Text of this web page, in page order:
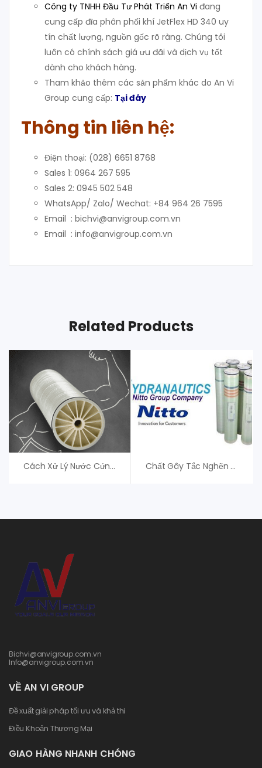
Công ty TNHH Đầu Tư Phát Triển An Vi đang
cung cấp đĩa phân phối khí JetFlex HD 340 uy
tín chất lượng, nguồn gốc rõ ràng. Chúng tôi
luôn có chính sách giá ưu đãi và dịch vụ tốt
dành cho khách hàng.
Tham khảo thêm các sản phẩm khác do An Vi
Group cung cấp: Tại đây
Thông tin liên hệ:
Điện thoại: (028) 6651 8768
Sales 1: 0964 267 595
Sales 2: 0945 502 548
WhatsApp/ Zalo/ Wechat: +84 964 26 7595
Email : bichvi@anvigroup.com.vn
Email : info@anvigroup.com.vn
Related Products
Cách Xử Lý Nước Cứng Với Màng Lọc RO Chất Gây Tắc Nghẽn Màng RO/NF Polyamide Composite Và Cách Xử Lý
Bichvi@anvigroup.com.vn
Info@anvigroup.com.vn
VỀ AN VI GROUP
Đề xuất giải pháp tối ưu và khả thi
Điều Khoản Thương Mại
GIAO HÀNG NHANH CHÓNG